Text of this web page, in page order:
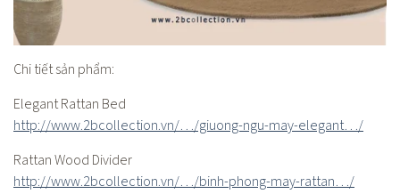
Chi tiết sản phẩm:
Elegant Rattan Bed
http://www.2bcollection.vn/…/giuong-ngu-may-elegant…/
Rattan Wood Divider
http://www.2bcollection.vn/…/binh-phong-may-rattan…/